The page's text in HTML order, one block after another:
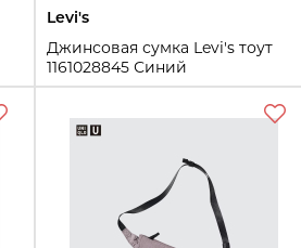
Levi's
Джинсовая сумка Levi's тоут
1161028845 Синий